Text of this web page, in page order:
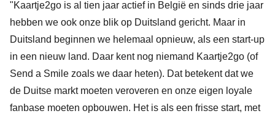
"Kaartje2go is al tien jaar actief in België en sinds drie jaar
hebben we ook onze blik op Duitsland gericht. Maar in
Duitsland beginnen we helemaal opnieuw, als een start-up
in een nieuw land. Daar kent nog niemand Kaartje2go (of
Send a Smile zoals we daar heten). Dat betekent dat we
de Duitse markt moeten veroveren en onze eigen loyale
fanbase moeten opbouwen. Het is als een frisse start, met